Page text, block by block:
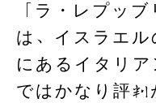
「ラ・レプッブ
は、イスラエル
にあるイタリ
ではかなり評判